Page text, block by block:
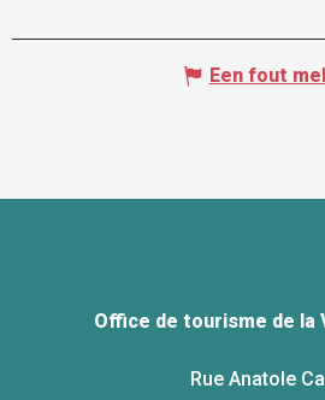
Een fout
Office de tourisme de la
Rue Anatole